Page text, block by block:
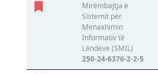
Mirëmbajtja e
Sistemit për
Menaxhimin
Informativ të
Lëndëve (SMIL)
250-24-6376-2-2-5